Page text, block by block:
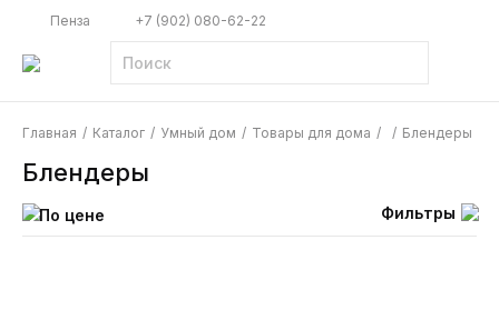
Пенза +7 (902) 080-62-22
Главная / Каталог / Умный дом / Товары для дома / / Блендеры
Блендеры
По цене Фильтры